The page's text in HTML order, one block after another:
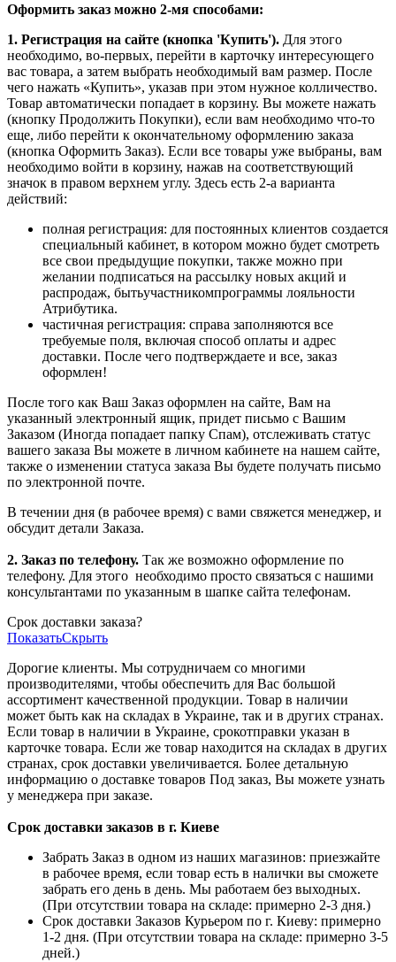
Оформить заказ можно 2-мя способами:
1. Регистрация на сайте (кнопка 'Купить'). Для этого
необходимо, во-первых, перейти в карточку интересующего
вас товара, а затем выбрать необходимый вам размер. После
чего нажать «Купить», указав при этом нужное колличество.
Товар автоматически попадает в корзину. Вы можете нажать
(кнопку Продолжить Покупки), если вам необходимо что-то
еще, либо перейти к окончательному оформлению заказа
(кнопка Оформить Заказ). Если все товары уже выбраны, вам
необходимо войти в корзину, нажав на соответствующий
значок в правом верхнем углу. Здесь есть 2-а варианта
действий:
полная регистрация: для постоянных клиентов создается
специальный кабинет, в котором можно будет смотреть
все свои предыдущие покупки, также можно при
желании подписаться на рассылку новых акций и
распродаж, бытьучастникомпрограммы лояльности
Атрибутика.
частичная регистрация: справа заполняются все
требуемые поля, включая способ оплаты и адрес
доставки. После чего подтверждаете и все, заказ
оформлен!
После того как Ваш Заказ оформлен на сайте, Вам на
указанный электронный ящик, придет письмо с Вашим
Заказом (Иногда попадает папку Спам), отслеживать статус
вашего заказа Вы можете в личном кабинете на нашем сайте,
также о изменении статуса заказа Вы будете получать письмо
по электронной почте.
В течении дня (в рабочее время) с вами свяжется менеджер, и
обсудит детали Заказа.
2. Заказ по телефону. Так же возможно оформление по
телефону. Для этого необходимо просто связаться с нашими
консультантами по указанным в шапке сайта телефонам.
Срок доставки заказа?
ПоказатьСкрыть
Дорогие клиенты. Мы сотрудничаем со многими
производителями, чтобы обеспечить для Вас большой
ассортимент качественной продукции. Товар в наличии
может быть как на складах в Украине, так и в других странах.
Если товар в наличии в Украине, срокотправки указан в
карточке товара. Если же товар находится на складах в других
странах, срок доставки увеличивается. Более детальную
информацию о доставке товаров Под заказ, Вы можете узнать
у менеджера при заказе.
Срок доставки заказов в г. Киеве
Забрать Заказ в одном из наших магазинов: приезжайте
в рабочее время, если товар есть в налички вы сможете
забрать его день в день. Мы работаем без выходных.
(При отсутствии товара на складе: примерно 2-3 дня.)
Срок доставки Заказов Курьером по г. Киеву: примерно
1-2 дня. (При отсутствии товара на складе: примерно 3-5
дней.)